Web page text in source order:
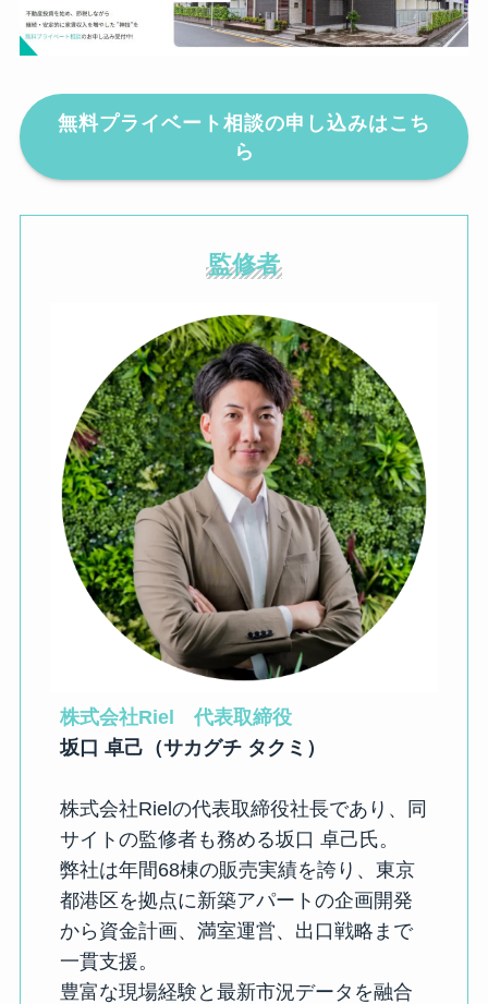
無料プライベート相談の申し込みはこち
ら
監修者
株式会社Riel　代表取締役
坂口 卓己（サカグチ タクミ）
株式会社Rielの代表取締役社長であり、同
サイトの監修者も務める坂口 卓己氏。
弊社は年間68棟の販売実績を誇り、東京
都港区を拠点に新築アパートの企画開発
から資金計画、満室運営、出口戦略まで
一貫支援。
豊富な現場経験と最新市況データを融合